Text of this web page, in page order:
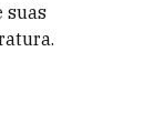
suas